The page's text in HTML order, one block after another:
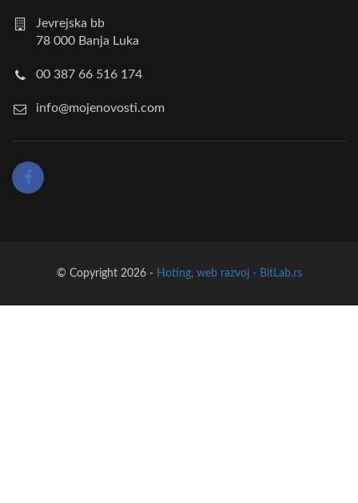
Jevrejska bb
78 000 Banja Luka
00 387 66 516 174
info@mojenovosti.com
© Copyright 2026 - Hoting, web razvoj - BitLab.rs